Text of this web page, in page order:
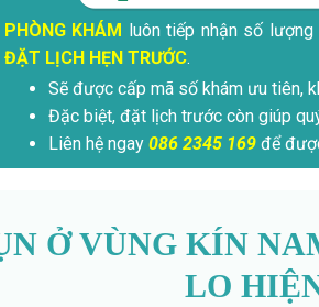
PHÒNG KHÁM luôn tiếp nhận số lượng
ĐẶT LỊCH HẸN TRƯỚC.
Sẽ được cấp mã số khám ưu tiên,
Đặc biệt, đặt lịch trước còn giúp
Liên hệ ngay 086 2345 169để
Ở VÙNG KÍN
LO